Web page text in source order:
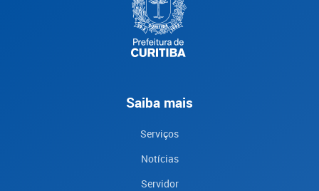
Saiba mais
Serviços
Notícias
Servidor